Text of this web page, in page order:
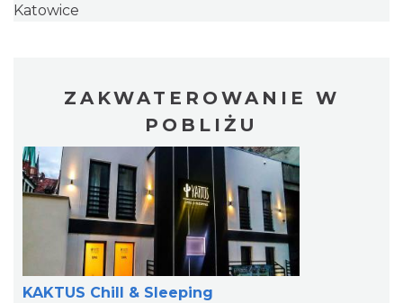
Katowice
ZAKWATEROWANIE W
POBLIŻU
KAKTUS Chill & Sleeping